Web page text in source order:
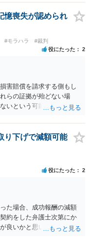
に相談されることをおす
憶喪失が認められ
#モラハラ #裁判
役にたった 2
害賠償を請求する側もし
らの証拠が殆どない場
いという可能性はあるで
り下げで減額可能
役にたった 2
た場合、成功報酬の減額
約をした弁護士次第にか
良いかと思います。ご参